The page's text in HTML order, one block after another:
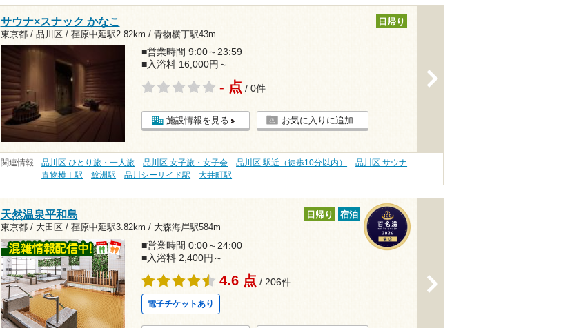
サウナ×スナック かなこ
東京都 / 品川区 / 荏原中延駅2.82km / 青物横丁駅43m
日帰り
■営業時間 9:00～23:59
■入浴料 16,000円～
- 点 / 0件
施設情報を見る お気に入りに追加
関連情報 品川区 ひとり旅・一人旅 品川区 女子旅・女子会 品川区 駅近（徒歩10分以内）
品川区 サウナ
青物横丁駅
鮫洲駅 品川シーサイド駅 大井町駅
天然温泉平和島
東京都 / 大田区 / 荏原中延駅3.82km / 大森海岸駅584m
日帰り 宿泊
■営業時間 0:00～24:00
■入浴料 2,400円～
4.6 点 / 206件
電子チケットあり